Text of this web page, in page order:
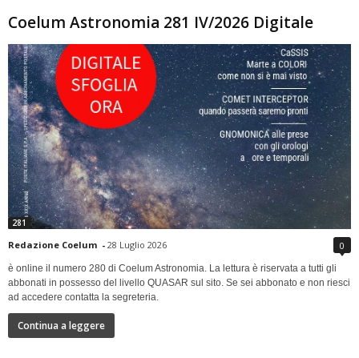
Coelum Astronomia 281 IV/2026 Digitale
281
Redazione Coelum - 28 Luglio 2026 0
è online il numero 280 di Coelum Astronomia. La lettura è riservata a tutti gli
abbonati in possesso del livello QUASAR sul sito. Se sei abbonato e non riesci
ad accedere contatta la segreteria.
Continua a leggere